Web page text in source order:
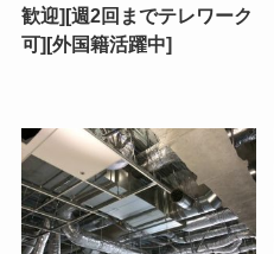
歓迎][週2回までテレワーク
可][外国籍活躍中]